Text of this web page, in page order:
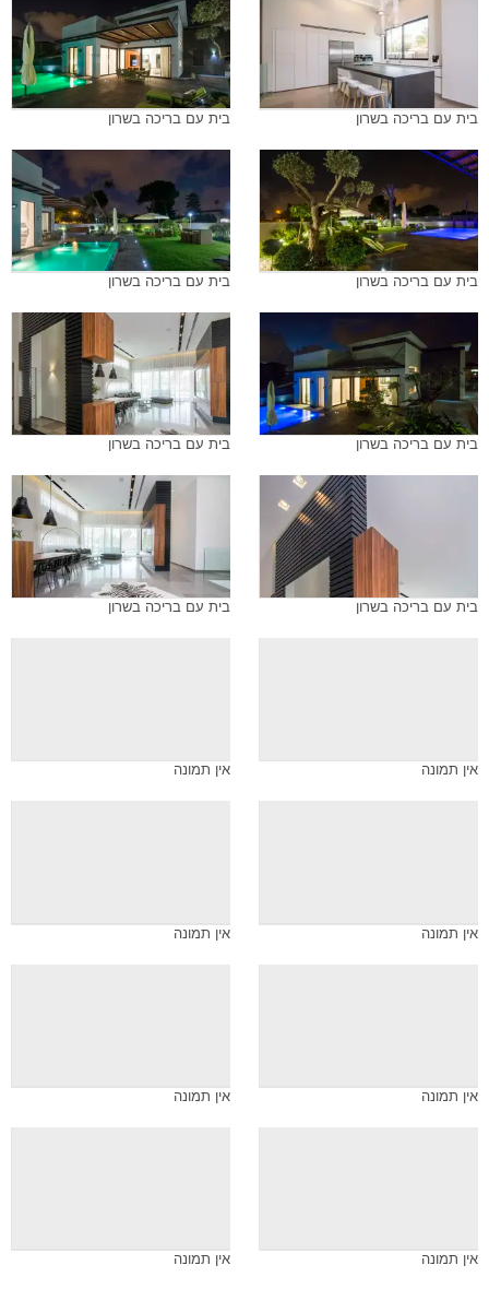
בית עם בריכה בשרון בית עם בריכה בשרון
בית עם בריכה בשרון בית עם בריכה בשרון
בית עם בריכה בשרון בית עם בריכה בשרון
בית עם בריכה בשרון בית עם בריכה בשרון
אין תמונה אין תמונה
אין תמונה אין תמונה
אין תמונה אין תמונה
אין תמונה אין תמונה